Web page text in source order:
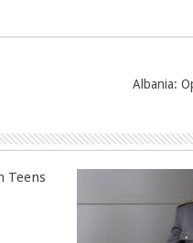
Albania:
Teens